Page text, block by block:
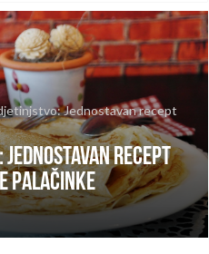
Jednostavan recept
recept
palačinke